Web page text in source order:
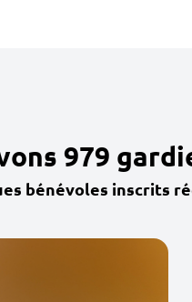
979
bénévoles inscrits